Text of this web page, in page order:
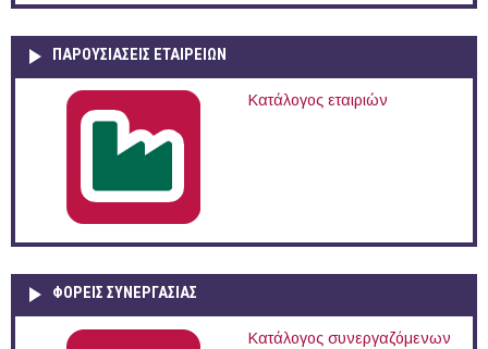
ΠΑΡΟΥΣΙΆΣΕΙΣ ΕΤΑΙΡΕΙΏΝ
Κατάλογος εταιριών
ΦΟΡΕΙΣ ΣΥΝΕΡΓΑΣΙΑΣ
Κατάλογος συνεργαζόμενων